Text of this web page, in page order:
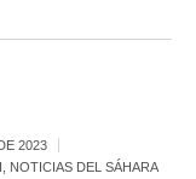
2023
NOTICIAS DEL SÁHARA